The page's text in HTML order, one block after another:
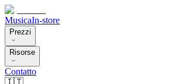
MusicaIn-store
Prezzi
Risorse
Contatto
🇮🇹